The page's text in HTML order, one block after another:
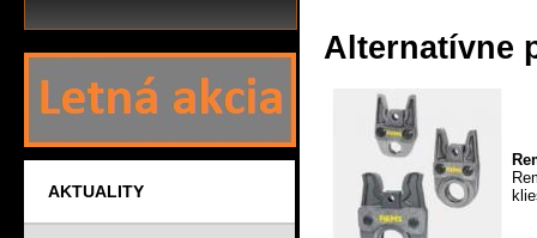
AKTUALITY
Alternatívne